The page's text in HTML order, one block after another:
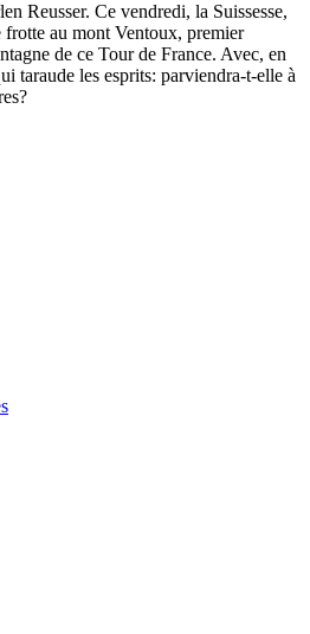
Reusser. Ce vendredi, la Suissesse,
au mont Ventoux, premier
de ce Tour de France. Avec, en
taraude les esprits: parviendra-t-elle à